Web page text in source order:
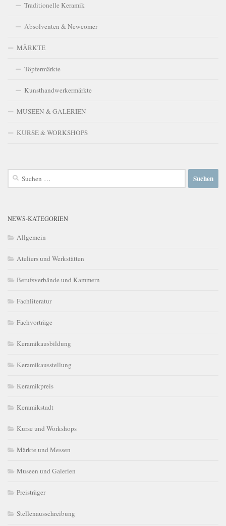
Traditionelle Keramik
Absolventen & Newcomer
MÄRKTE
Töpfermärkte
Kunsthandwerkermärkte
MUSEEN & GALERIEN
KURSE & WORKSHOPS
Suchen
NEWS-KATEGORIEN
Allgemein
Ateliers und Werkstätten
Berufsverbände und Kammern
Fachliteratur
Fachvorträge
Keramikausbildung
Keramikausstellung
Keramikpreis
Keramikstadt
Kurse und Workshops
Märkte und Messen
Museen und Galerien
Preisträger
Stellenausschreibung